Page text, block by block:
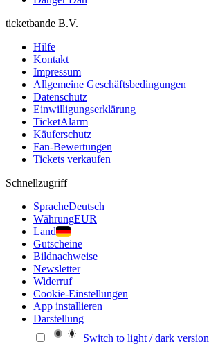
ticketbande B.V.
Hilfe
Kontakt
Impressum
Allgemeine Geschäftsbedingungen
Datenschutz
Einwilligungserklärung
TicketAlarm
Käuferschutz
Fan-Bewertungen
Tickets verkaufen
Schnellzugriff
SpracheDeutsch
WährungEUR
Land
Gutscheine
Bildnachweise
Newsletter
Widerruf
Cookie-Einstellungen
App installieren
Darstellung
Switch to light / dark version